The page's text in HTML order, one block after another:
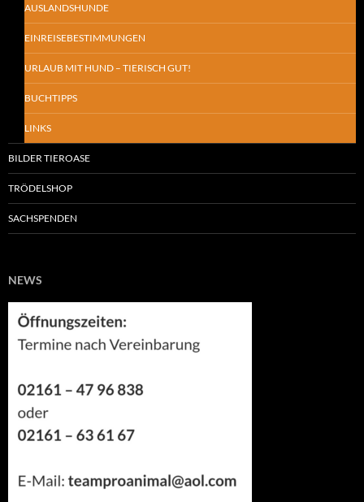
AUSLANDSHUNDE
EINREISEBESTIMMUNGEN
URLAUB MIT HUND – TIERISCH GUT!
BUCHTIPPS
LINKS
BILDER TIEROASE
TRÖDELSHOP
SACHSPENDEN
NEWS